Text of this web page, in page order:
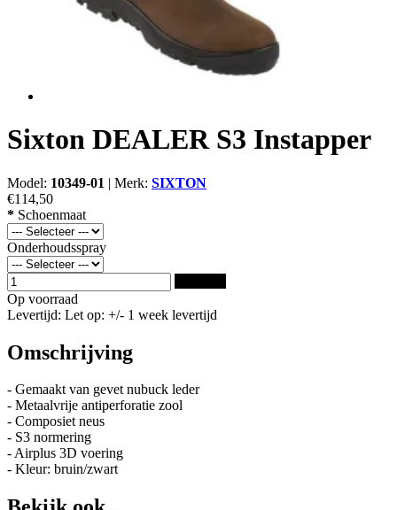
Sixton DEALER S3 Instapper
Model: 10349-01 | Merk: SIXTON
€114,50
* Schoenmaat
Onderhoudsspray
Op voorraad
Levertijd: Let op: +/- 1 week levertijd
Omschrijving
- Gemaakt van gevet nubuck leder
- Metaalvrije antiperforatie zool
- Composiet neus
- S3 normering
- Airplus 3D voering
- Kleur: bruin/zwart